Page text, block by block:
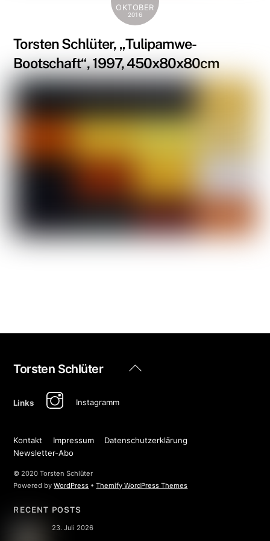
OKTOBER
2016
Torsten Schlüter, „Tulipamwe-
Bootschaft“, 1997, 450x80x80cm
Back
Torsten Schlüter
Links Instagramm
Kontakt Impressum
Datenschutzerklärung
Newsletter-Abo
© 2020 Torsten Schlüter
Powered byWordPress •Themify WordPress Themes
RECENT POSTS
23. Juli 2026